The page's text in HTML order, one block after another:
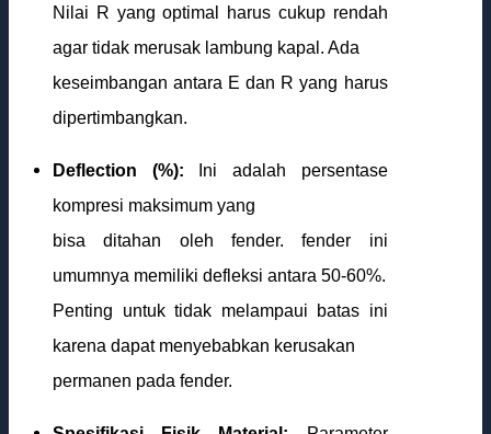
Nilai R yang optimal harus cukup rendah
agar tidak merusak lambung kapal. Ada
keseimbangan antara E dan R yang harus
dipertimbangkan.
Deflection (%):
Ini adalah persentase
kompresi maksimum yang
bisa ditahan oleh fender. fender ini
umumnya memiliki defleksi antara 50-60%.
Penting untuk tidak melampaui batas ini
karena dapat menyebabkan kerusakan
permanen pada fender.